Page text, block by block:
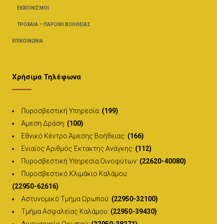
ΕΚΧΙΟΝΙΣΜΟΊ
ΤΡΟΧΑΊΑ – ΠΑΡΟΧΉ ΒΟΗΘΕΊΑΣ
ΕΠΙΚΟΙΝΩΝΊΑ
Χρήσιμα Τηλέφωνα
Πυροσβεστική Υπηρεσία: (199)
Άμεση Δράση: (100)
Εθνικό Κέντρο Άμεσης Βοήθειας: (166)
Ενιαίος Αριθμός Έκτακτης Ανάγκης: (112)
Πυροσβεστική Υπηρεσία Οινοφύτων: (22620-40080)
Πυροσβεστικό Κλιμάκιο Καλάμου:
(22950-62616)
Αστυνομικό Τμήμα Ωρωπού: (22950-32100)
Τμήμα Ασφαλείας Καλάμου: (22950-39430)